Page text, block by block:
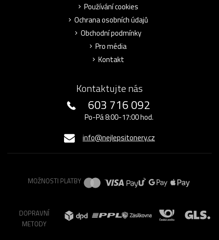
Používání cookies
Ochrana osobních údajů
Obchodní podmínky
Pro média
Kontakt
Kontaktujte nás
603 716 092
Po-Pá 8:00-17:00 hod.
info@nejlepsitonery.cz
MOŽNOSTI PLATBY
DOPRAVNÍ
METODY